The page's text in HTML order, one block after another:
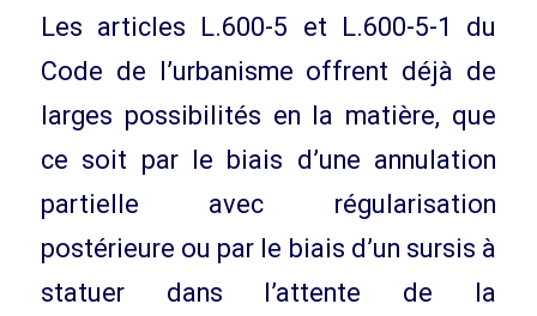
Les articles L.600-5 et L.600-5-1 du
Code de l’urbanisme offrent déjà de
larges possibilités en la matière, que
ce soit par le biais d’une annulation
partielle avec régularisation
postérieure ou par le biais d’un sursis à
statuer dans l’attente de la